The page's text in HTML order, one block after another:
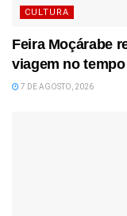
CULTURA
Feira Moçárabe
viagem no tempo
7 DE AGOSTO, 2026